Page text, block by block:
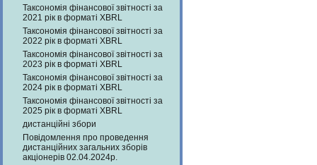
Таксономія фінансової звітності за
2021 рік в форматі XBRL
Таксономія фінансової звітності за
2022 рік в форматі XBRL
Таксономія фінансової звітності за
2023 рік в форматі XBRL
Таксономія фінансової звітності за
2024 рік в форматі XBRL
Таксономія фінансової звітності за
2025 рік в форматі XBRL
дистанційні збори
Повідомлення про проведення
дистанційних загальних зборів
акціонерів 02.04.2024р.